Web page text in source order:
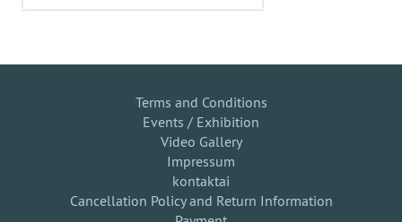
Terms and Conditions
Events / Exhibition
Video Gallery
Impressum
kontaktai
Cancellation Policy and Return Information